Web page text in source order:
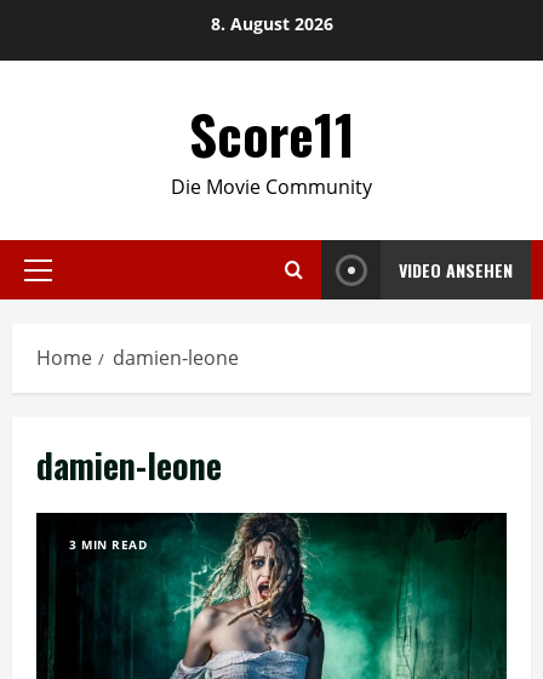
8. August 2026
Score11
Die Movie Community
Primary
VIDEO ANSEHEN
Home damien-leone
damien-leone
3 MIN READ